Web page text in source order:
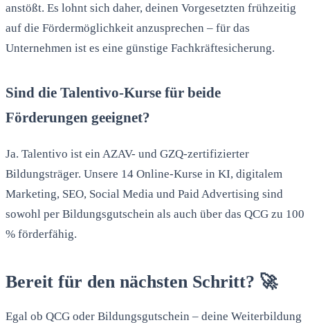
anstößt. Es lohnt sich daher, deinen Vorgesetzten frühzeitig
auf die Fördermöglichkeit anzusprechen – für das
Unternehmen ist es eine günstige Fachkräftesicherung.
Sind die Talentivo-Kurse für beide
Förderungen geeignet?
Ja. Talentivo ist ein AZAV- und GZQ-zertifizierter
Bildungsträger. Unsere 14 Online-Kurse in KI, digitalem
Marketing, SEO, Social Media und Paid Advertising sind
sowohl per Bildungsgutschein als auch über das QCG zu 100
% förderfähig.
Bereit für den nächsten Schritt? 🚀
Egal ob QCG oder Bildungsgutschein – deine Weiterbildung